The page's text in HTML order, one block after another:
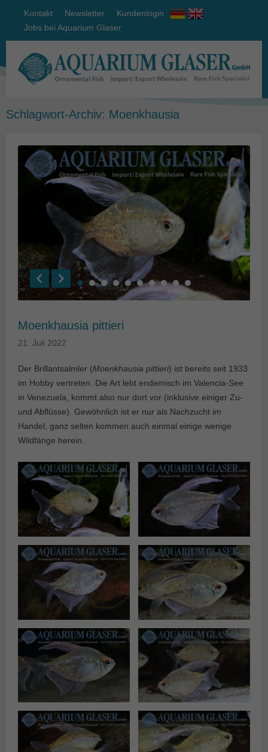
Kontakt Newsletter
Kundenlogin
Jobs bei Aquarium Glaser
Schlagwort-Archiv: Moenkhausia
Moenkhausia pittieri
21. Juli 2022
Der Brillantsalmler (Moenkhausia pittieri) ist bereits seit 1933
im Hobby vertreten. Die Art lebt endemisch im Valencia-See
in Venezuela, kommt also nur dort vor (inklusive einiger Zu-
und Abflüsse). Gewöhnlich ist er nur als Nachzucht im
Handel, ganz selten kommen auch einmal einige wenige
Wildfänge herein.